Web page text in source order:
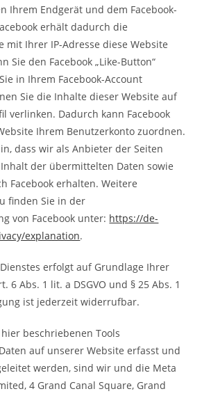
Ihrem Endgerät und dem Facebook-
erhält dadurch die
mit Ihrer IP-Adresse diese Website
Sie den Facebook „Like-Button“
in Ihrem Facebook-Account
Sie die Inhalte dieser Website auf
verlinken. Dadurch kann Facebook
Ihrem Benutzerkonto zuordnen.
dass wir als Anbieter der Seiten
der übermittelten Daten sowie
Facebook erhalten. Weitere
finden Sie in der
von Facebook unter: https://de-
explanation.
erfolgt auf Grundlage Ihrer
6 Abs. 1 lit. a DSGVO und § 25 Abs. 1
ist jederzeit widerrufbar.
beschriebenen Tools
auf unserer Website erfasst und
werden, sind wir und die Meta
4 Grand Canal Square, Grand